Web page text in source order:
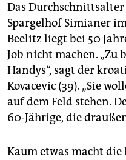
genossenschaft
epaper login
Das
Spargelhof Simianer
Beelitz liegt bei 50
Job nicht machen.
Handys“, sagt der
Kovacevic (39). „Sie
auf dem Feld stehen.
60-Jährige, die
Kaum etwas macht